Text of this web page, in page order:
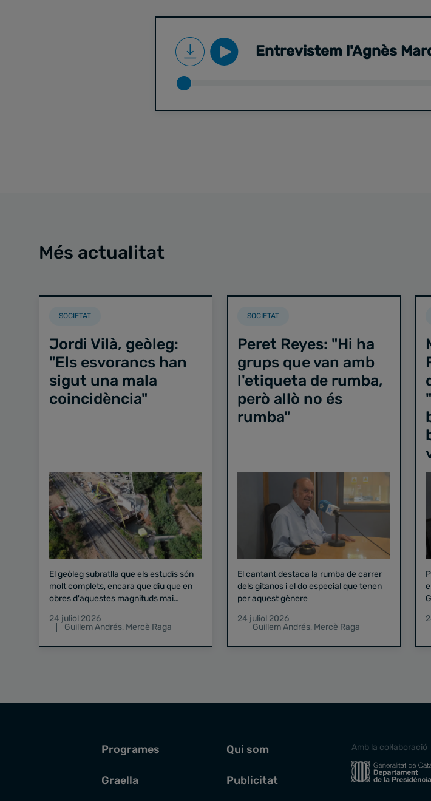
Entrevistem l'Agnès
Més actualitat
SOCIETAT
Jordi Vilà, geòleg:
"Els esvorancs han
sigut una mala
coincidència"
El geòleg subratlla que els estudis són
molt complets, encara que diu que en
obres d'aquestes magnituds mai
24 juliol 2026
Guillem Andrés, Mercè Raga
SOCIETAT
Peret Reyes: "Hi ha
grups que van amb
l'etiqueta de rumba,
però allò no és
rumba"
El cantant destaca la rumba de carrer
dels gitanos i el do especial que tenen
per aquest gènere
24 juliol 2026
Guillem Andrés, Mercè Raga
Programes
Graella
Qui som
Publicitat
Amb la col·laboració